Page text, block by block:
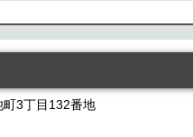
3丁目132番地